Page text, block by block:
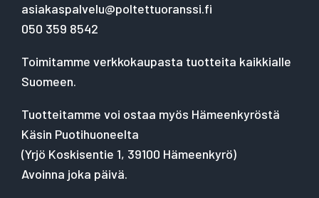
asiakaspalvelu@poltettuoranssi.fi
050 359 8542
Toimitamme verkkokaupasta tuotteita kaikkialle
Suomeen.
Tuotteitamme voi ostaa myös Hämeenkyröstä
Käsin Puotihuoneelta
(Yrjö Koskisentie 1, 39100 Hämeenkyrö)
Avoinna joka päivä.